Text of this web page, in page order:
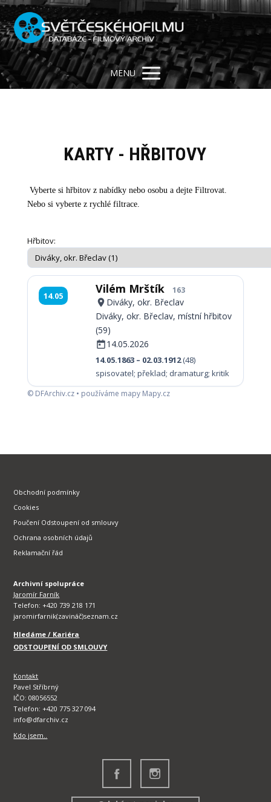
MENU
KARTY - HŘBITOVY
Vyberte si hřbitov z nabídky nebo osobu a dejte Filtrovat.
Nebo si vyberte z rychlé filtrace.
Hřbitov:
14.05 Vilém Mrštík 163
Diváky, okr. Břeclav
Diváky, okr. Břeclav, místní hřbitov
(59)
14.05.2026
14.05.1863 – 02.03.1912(48)
spisovatel; překlad; dramaturg; kritik
© DFArchiv.cz • používáme mapy Mapy.cz
Obchodní podmínky
Cookies
Poučení Odstoupení od smlouvy
Ochrana osobních údajů
Reklamační řád
Archivní spolupráce
Jaromír Farník
Telefon: +420 739 218 171
jaromirfarnik(zavináč)seznam.cz
Hledáme / Kariéra
ODSTOUPENÍ OD SMLOUVY
Kontakt
Pavel Stříbrný
IČO: 08056552
Telefon: +420 775 327 094
info@dfarchiv.cz
Kdo jsem..